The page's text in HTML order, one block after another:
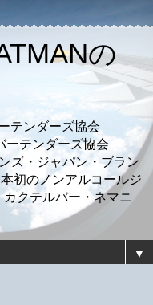
の
テンダーズ協会
ーテンダーズ協会
ズ・ジャパン・ブラン
初のノンアルコールジ
クテルバー・ネマニ
▼